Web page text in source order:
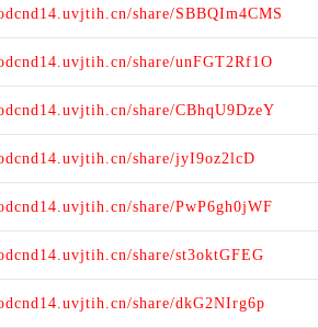
share/SBBQIm4CMS
share/unFGT2Rf1O
share/CBhqU9DzeY
share/jyI9oz2lcD
share/PwP6gh0jWF
share/st3oktGFEG
share/dkG2NIrg6p